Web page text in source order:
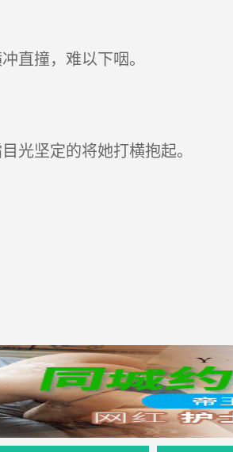
直撞，难以下咽。
光坚定的将她打横抱起。